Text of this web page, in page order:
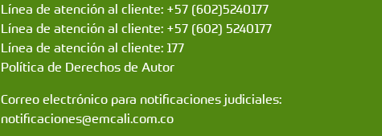
Línea de atención al cliente: +57 (602)5240177
Línea de atención al cliente: +57 (602) 5240177
Línea de atención al cliente: 177
Política de Derechos de Autor
Correo electrónico para notificaciones judiciales:
notificaciones@emcali.com.co